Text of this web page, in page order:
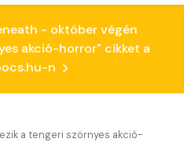
- október végén
akció-horror" cikket a
n
a tengeri szörnyes akció-